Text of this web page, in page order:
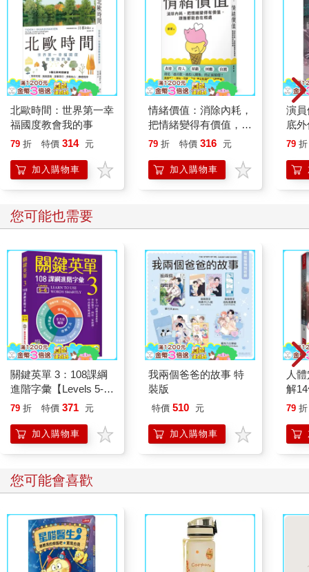
北歐時間：世界第一幸
福國度教會我的事
79 折 特價 314 元
加入購物車
情緒價值：消除內耗，
把情緒變得有價值，跟
誰都能自在相處
79 折 特價 316 元
加入購物車
演
底
79 折
您可能也需要
關鍵英單 3：108課綱
進階字彙【Levels 5-
6】（32K+加贈寂天雲
APP）
79 折 特價 371 元
加入購物車
我兩個爸爸的故事 特
裝版
特價 510 元
加入購物車
人
解
個
手
定
79 折
您可能會喜歡